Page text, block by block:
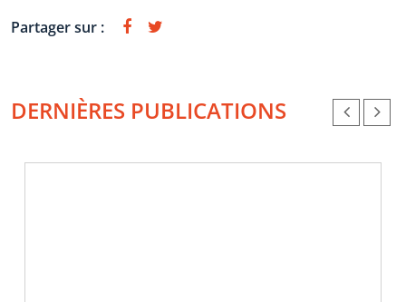
Partager sur :
DERNIÈRES PUBLICATIONS